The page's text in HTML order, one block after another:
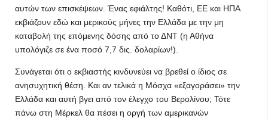
αυτών των επισκέψεων. Ένας εφιάλτης! Καθότι, ΕΕ και ΗΠΑ
εκβιάζουν εδώ και μερικούς μήνες την Ελλάδα με την μη
καταβολή της επόμενης δόσης από το ΔΝΤ (η Αθήνα
υπολόγιζε σε ένα ποσό 7,7 δις. δολαρίων!).
Συνάγεται ότι ο εκβιαστής κινδυνεύει να βρεθεί ο ίδιος σε
ανησυχητική θέση. Και αν τελικά η Μόσχα «εξαγοράσει» την
Ελλάδα και αυτή βγει από τον έλεγχο του Βερολίνου; Τότε
πάνω στη Μέρκελ θα πέσει η οργή των αμερικανών